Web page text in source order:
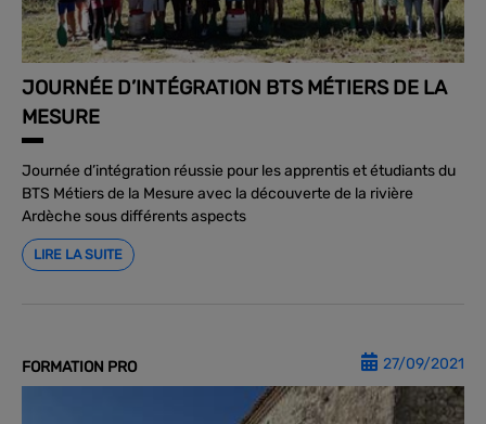
JOURNÉE D’INTÉGRATION BTS MÉTIERS DE LA
MESURE
Journée d’intégration réussie pour les apprentis et étudiants du
BTS Métiers de la Mesure avec la découverte de la rivière
Ardèche sous différents aspects
LIRE LA SUITE
FORMATION PRO 27/09/2021